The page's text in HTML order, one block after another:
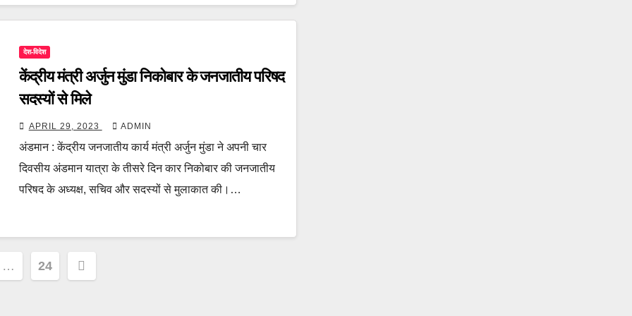
देश-विदेश
केंद्रीय मंत्री अर्जुन मुंडा निकोबार के जनजातीय परिषद
सदस्यों से मिले
APRIL 29, 2023 ADMIN
अंडमान : केंद्रीय जनजातीय कार्य मंत्री अर्जुन मुंडा ने अपनी चार
दिवसीय अंडमान यात्रा के तीसरे दिन कार निकोबार की जनजातीय
परिषद के अध्यक्ष, सचिव और सदस्यों से मुलाकात की।…
… 24